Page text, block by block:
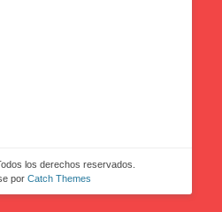
los derechos reservados.
por Catch Themes